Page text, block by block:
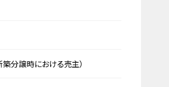
築分譲時における売主）